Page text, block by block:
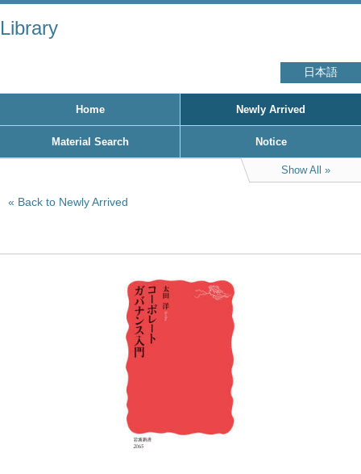
Library
日本語
Home Newly Arrived
Material Search Notice
Show All
Back to Newly Arrived